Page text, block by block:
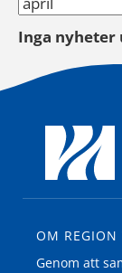
Inga nyheter
OM REGION
Genom att